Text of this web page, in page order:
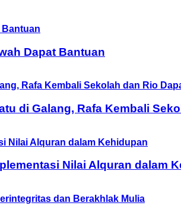
Dapat Bantuan
di Galang, Rafa Kembali
Nilai Alquran dalam